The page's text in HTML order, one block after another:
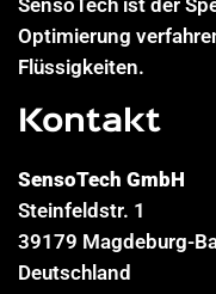
SensoTech ist der
Optimierung
Flüssigkeiten.
Kontakt
SensoTech GmbH
Steinfeldstr. 1
39179 Magdeburg-
Deutschland